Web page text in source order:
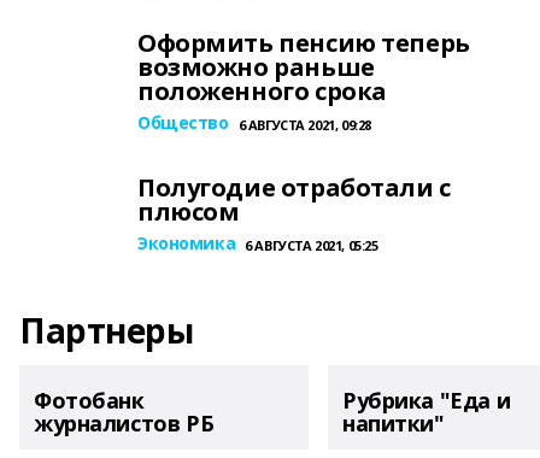
Оформить пенсию теперь
возможно раньше
положенного срока
Общество 6 АВГУСТА 2021, 09:28
Полугодие отработали с
плюсом
Экономика 6 АВГУСТА 2021, 05:25
Партнеры
Фотобанк
журналистов РБ
Рубрика "Еда и
напитки"